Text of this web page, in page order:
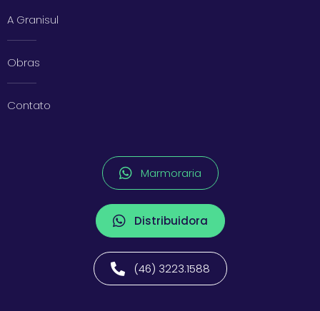
A Granisul
Obras
Contato
Marmoraria
Distribuidora
(46) 3223.1588